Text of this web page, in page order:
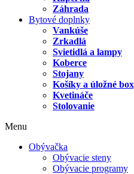
Záhrada
Bytové doplnky
Vankúše
Zrkadlá
Svietidlá a lampy
Koberce
Stojany
Košíky a úložné
Kvetináče
Stolovanie
Menu
Obývačka
Obývacie steny
Obývacie programy